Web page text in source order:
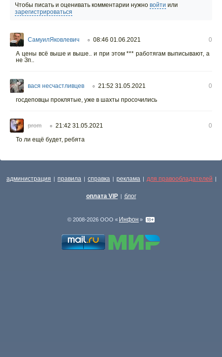
Чтобы писать и оценивать комментарии нужно войти или
зарегистрироваться
СамуилЯковлевич ○ 08:46 01.06.2021
0
А цены всё выше и выше.. и при этом *** работягам выписывают, а
не Зп..
вася несчастливцев ○ 21:52 31.05.2021
0
госдеповцы проклятые, уже в шахты просочились
prom ○ 21:42 31.05.2021
0
То ли ещё будет, ребята
администрация | правила | справка | реклама | для правообладателей |
оплата VIP | блог
© 2008-2026 ООО « Инфон »